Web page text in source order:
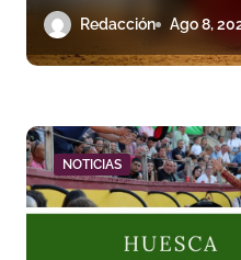
n
t
a
d
los suyos
Redacción Ago 8,
NOTICIAS